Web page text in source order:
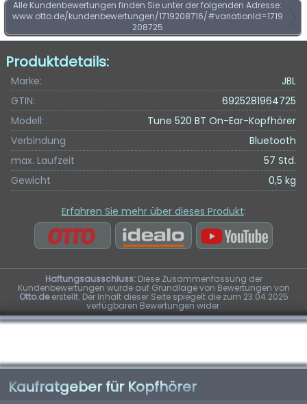
Alle Kundenbewertungen finden Sie unter der folgenden Adresse:
www.otto.de/kundenbewertungen/1719208716/#variationId=1719
208725
Produktdetails:
Marke:
JBL
GTIN:
6925281964725
Modell:
Tune 520 BT On-Ear-Kopfhörer
Verbindung
Bluetooth
max. Laufzeit
57 Std.
Gewicht
0,5 kg
Erfahren Sie mehr über dieses Produkt:
Haftungsausschluss:Diese Zusammenfassung der
Kundenbewertungen wurde auf Grundlage von Bewertungen von
Otto.deerstellt. Der Inhalt dieser Seite spiegelt die zum 23.04.2025
verfügbaren Bewertungen wider.
Kaufratgeber für Kopfhörer